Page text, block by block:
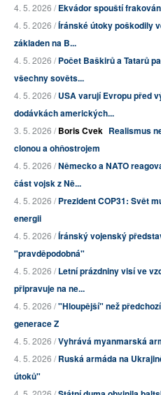
4. 5. 2026 /Ekvádor spouští
4. 5. 2026 /Íránské útoky poškodily
základen na B...
4. 5. 2026 /Počet Baškirů a Tatarů
všechny sověts...
4. 5. 2026 /USA varují Evropu před
dodávkách amerických...
3. 5. 2026 /Boris Cvek Realismus
clonou a ohňostrojem
4. 5. 2026 /Německo a NATO
část vojsk z Ně...
4. 5. 2026 /Prezident COP31: Svět
energii
4. 5. 2026 /Íránský vojenský
"pravděpodobná"
4. 5. 2026 /Letní prázdniny visí ve
připravuje na ne...
4. 5. 2026 /"Hloupější" než
generace Z
4. 5. 2026 /Vyhrává myanmarská
4. 5. 2026 /Ruská armáda na
útoků"